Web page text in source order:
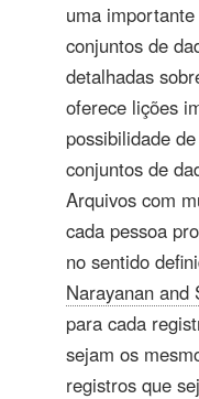
uma
conjuntos de
detalhadas
oferece lições
possibilidade
conjuntos de
Arquivos com
cada pessoa
no sentido
Narayanan and
para cada
sejam os
registros que